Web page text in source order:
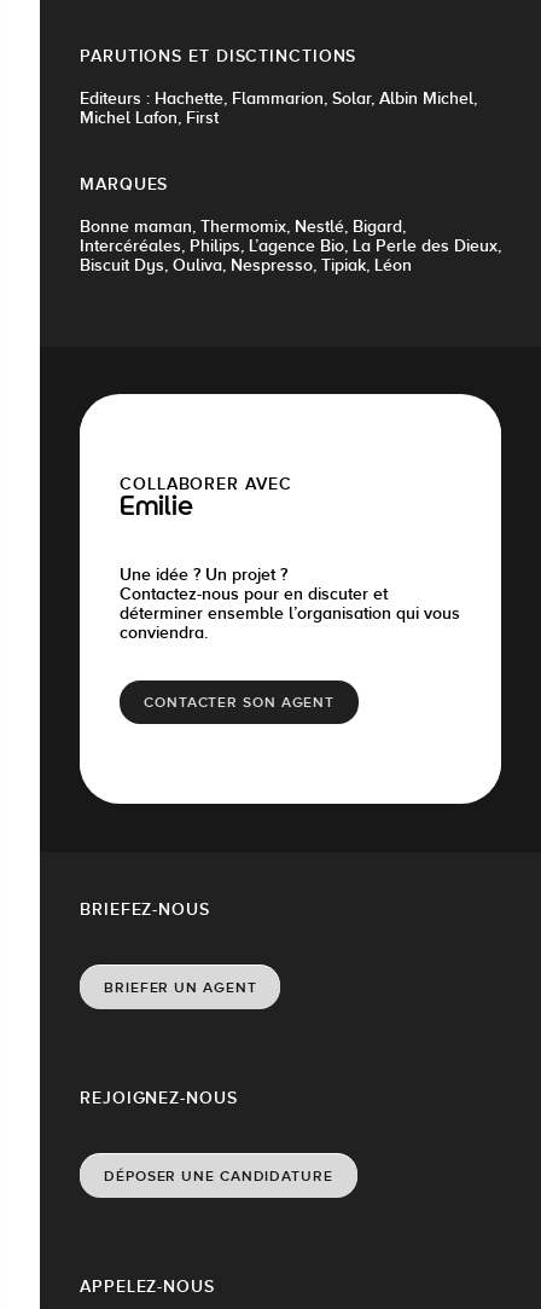
PARUTIONS ET DISCTINCTIONS
Editeurs : Hachette, Flammarion, Solar, Albin Michel,
Michel Lafon, First
MARQUES
Bonne maman, Thermomix, Nestlé, Bigard,
Intercéréales, Philips, L’agence Bio, La Perle des Dieux,
Biscuit Dys, Ouliva, Nespresso, Tipiak, Léon
COLLABORER AVEC
Emilie
Une idée ? Un projet ?
Contactez-nous pour en discuter et
déterminer ensemble l’organisation qui vous
conviendra.
CONTACTER SON AGENT
REJOIGNEZ-NOUS
DÉPOSER UNE CANDIDATURE
APPELEZ-NOUS
BRIEFEZ-NOUS
BRIEFER UN AGENT